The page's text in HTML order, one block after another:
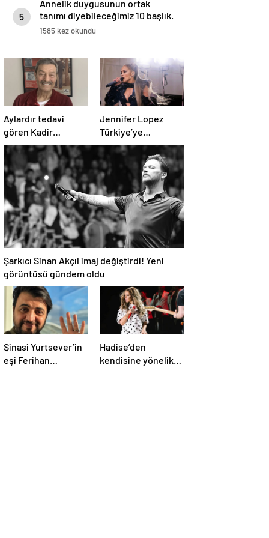
5
Annelik duygusunun ortak
tanımı diyebileceğimiz 10 başlık.
1585 kez okundu
Aylardır tedavi
gören Kadir
İnanır’ın son hali
ortaya çıktı
Jennifer Lopez
Türkiye’ye
gelmeden konser
biletlerine zam
geldi
Şarkıcı Sinan Akçıl imaj değiştirdi! Yeni
görüntüsü gündem oldu
Şinasi Yurtsever’in
eşi Ferihan
Hadise’den
kendisine yönelik